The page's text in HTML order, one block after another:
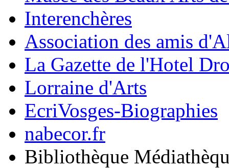
Interenchères
Association des amis
La Gazette de l'Hotel
Lorraine d'Arts
EcriVosges-Biographies
nabecor.fr
Bibliothèque